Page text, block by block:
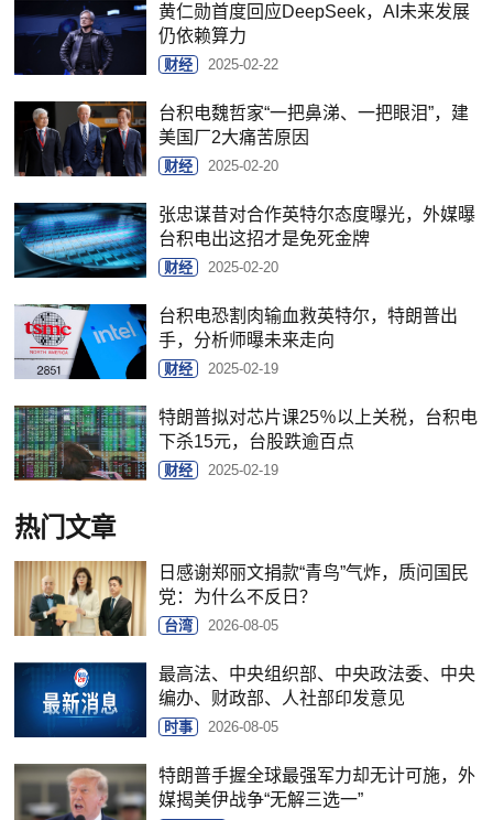
黄仁勋首度回应DeepSeek，AI未来发展
仍依赖算力
财经 2025-02-22
台积电魏哲家“一把鼻涕、一把眼泪”，建
美国厂2大痛苦原因
财经 2025-02-20
张忠谋昔对合作英特尔态度曝光，外媒曝
台积电出这招才是免死金牌
财经 2025-02-20
台积电恐割肉输血救英特尔，特朗普出
手，分析师曝未来走向
财经 2025-02-19
特朗普拟对芯片课25％以上关税，台积电
下杀15元，台股跌逾百点
财经 2025-02-19
热门文章
日感谢郑丽文捐款“青鸟”气炸，质问国民
党：为什么不反日？
台湾 2026-08-05
最高法、中央组织部、中央政法委、中央
编办、财政部、人社部印发意见
时事 2026-08-05
特朗普手握全球最强军力却无计可施，外
媒揭美伊战争“无解三选一”